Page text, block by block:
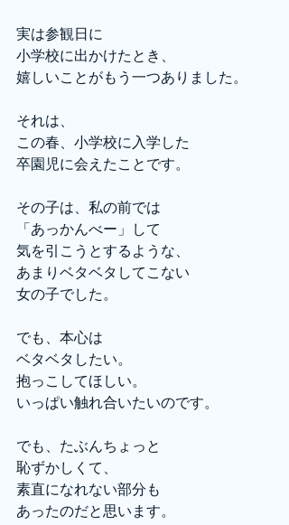
実は参観日に
小学校に出かけたとき、
嬉しいことがもう一つありました。
それは、
この春、小学校に入学した
卒園児に会えたことです。
その子は、私の前では
「あっかんべー」して
気を引こうとするような、
あまりベタベタしてこない
女の子でした。
でも、本心は
ベタベタしたい。
抱っこしてほしい。
いっぱい触れ合いたいのです。
でも、たぶんちょっと
恥ずかしくて、
素直になれない部分も
あったのだと思います。